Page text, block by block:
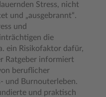
Stress, nicht
und „ausgebrannt“.
und
die
ein Risikofaktor dafür,
Ratgeber informiert
beruflicher
und Burnouterleben.
und praktisch